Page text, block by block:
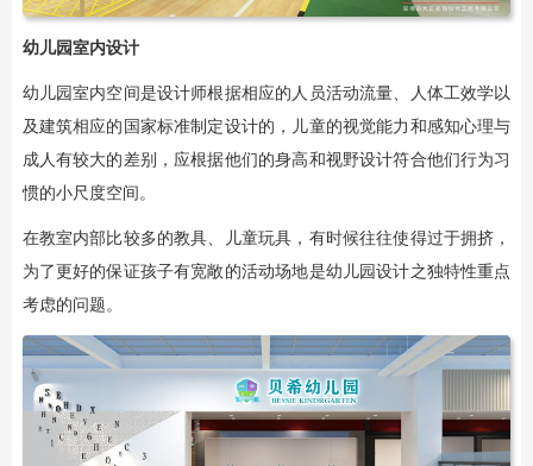
幼儿园室内设计
幼儿园室内空间是设计师根据相应的人员活动流量、人体工效学以
及建筑相应的国家标准制定设计的，儿童的视觉能力和感知心理与
成人有较大的差别，应根据他们的身高和视野设计符合他们行为习
惯的小尺度空间。
在教室内部比较多的教具、儿童玩具，有时候往往使得过于拥挤，
为了更好的保证孩子有宽敞的活动场地是幼儿园设计之独特性重点
考虑的问题。